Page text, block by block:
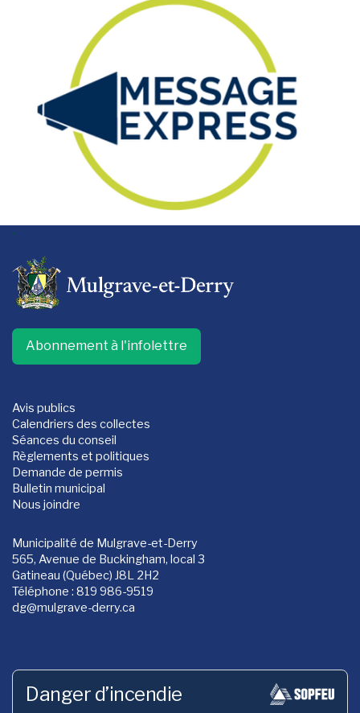
-
Abonnement à l'infolettre
Avis publics
Calendriers des collectes
Séances du conseil
Règlements et politiques
Demande de permis
Bulletin municipal
Nous joindre
Municipalité de Mulgrave-et-Derry
565, Avenue de Buckingham, local 3
Gatineau (Québec) J8L 2H2
Téléphone : 819 986-9519
dg@mulgrave-derry.ca
Danger d’incendie